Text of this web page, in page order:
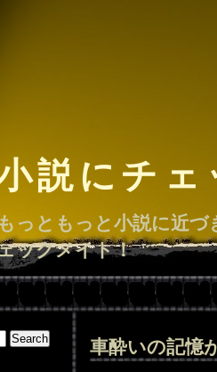
説にチ
もっともっと小説に近
ックメイト！
車酔いの記憶